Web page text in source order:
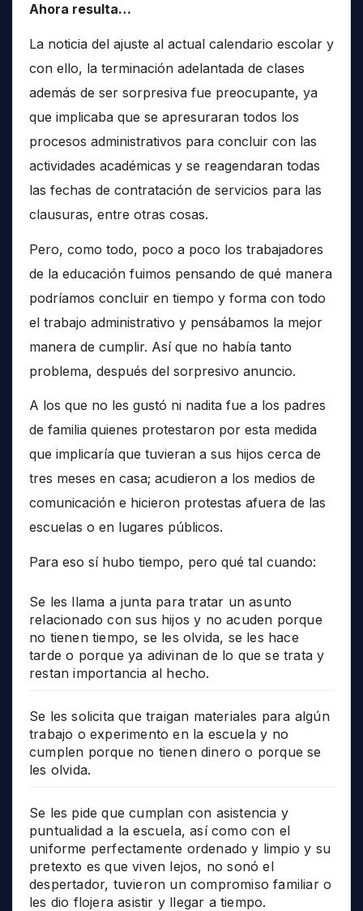
Ahora resulta…
La noticia del ajuste al actual calendario escolar y
con ello, la terminación adelantada de clases
además de ser sorpresiva fue preocupante, ya
que implicaba que se apresuraran todos los
procesos administrativos para concluir con las
actividades académicas y se reagendaran todas
las fechas de contratación de servicios para las
clausuras, entre otras cosas.
Pero, como todo, poco a poco los trabajadores
de la educación fuimos pensando de qué manera
podríamos concluir en tiempo y forma con todo
el trabajo administrativo y pensábamos la mejor
manera de cumplir. Así que no había tanto
problema, después del sorpresivo anuncio.
A los que no les gustó ni nadita fue a los padres
de familia quienes protestaron por esta medida
que implicaría que tuvieran a sus hijos cerca de
tres meses en casa; acudieron a los medios de
comunicación e hicieron protestas afuera de las
escuelas o en lugares públicos.
Para eso sí hubo tiempo, pero qué tal cuando:
Se les llama a junta para tratar un asunto
relacionado con sus hijos y no acuden porque
no tienen tiempo, se les olvida, se les hace
tarde o porque ya adivinan de lo que se trata y
restan importancia al hecho.
Se les solicita que traigan materiales para algún
trabajo o experimento en la escuela y no
cumplen porque no tienen dinero o porque se
les olvida.
Se les pide que cumplan con asistencia y
puntualidad a la escuela, así como con el
uniforme perfectamente ordenado y limpio y su
pretexto es que viven lejos, no sonó el
despertador, tuvieron un compromiso familiar o
les dio flojera asistir y llegar a tiempo.